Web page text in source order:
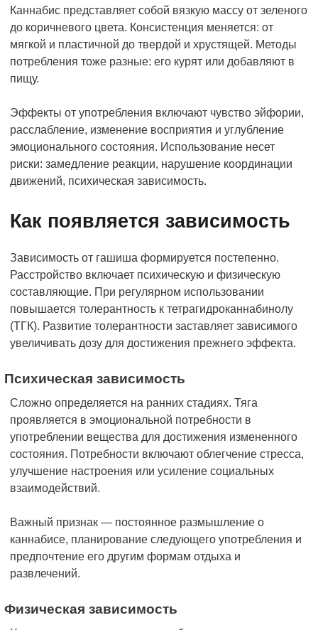
Каннабис представляет собой вязкую массу от зеленого
до коричневого цвета. Консистенция меняется: от
мягкой и пластичной до твердой и хрустящей. Методы
потребления тоже разные: его курят или добавляют в
пищу.
Эффекты от употребления включают чувство эйфории,
расслабление, изменение восприятия и углубление
эмоционального состояния. Использование несет
риски: замедление реакции, нарушение координации
движений, психическая зависимость.
Как появляется зависимость
Зависимость от гашиша формируется постепенно.
Расстройство включает психическую и физическую
составляющие. При регулярном использовании
повышается толерантность к тетрагидроканнабинолу
(ТГК). Развитие толерантности заставляет зависимого
увеличивать дозу для достижения прежнего эффекта.
Психическая зависимость
Сложно определяется на ранних стадиях. Тяга
проявляется в эмоциональной потребности в
употреблении вещества для достижения измененного
состояния. Потребности включают облегчение стресса,
улучшение настроения или усиление социальных
взаимодействий.
Важный признак — постоянное размышление о
каннабисе, планирование следующего употребления и
предпочтение его другим формам отдыха и
развлечений.
Физическая зависимость